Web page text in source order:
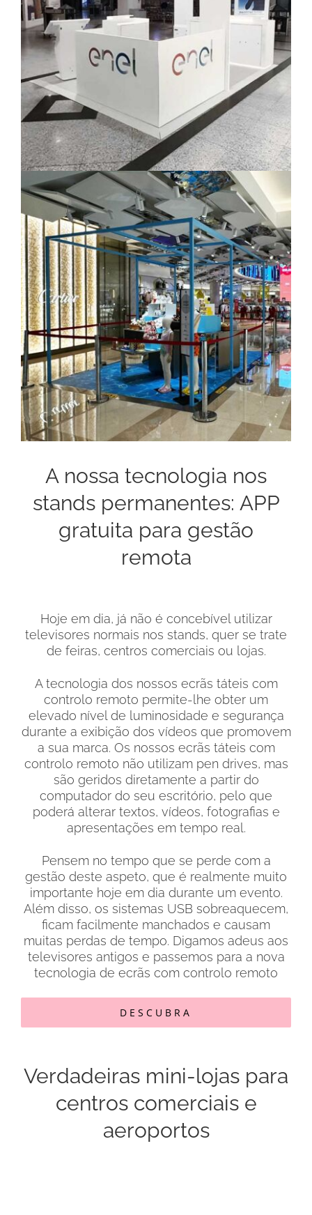
A nossa tecnologia nos
stands permanentes: APP
gratuita para gestão
remota
Hoje em dia, já não é concebível utilizar
televisores normais nos stands, quer se trate
de feiras, centros comerciais ou lojas.
A tecnologia dos nossos ecrãs táteis com
controlo remoto permite-lhe obter um
elevado nível de luminosidade e segurança
durante a exibição dos vídeos que promovem
a sua marca. Os nossos ecrãs táteis com
controlo remoto não utilizam pen drives, mas
são geridos diretamente a partir do
computador do seu escritório, pelo que
poderá alterar textos, vídeos, fotografias e
apresentações em tempo real.
Pensem no tempo que se perde com a
gestão deste aspeto, que é realmente muito
importante hoje em dia durante um evento.
Além disso, os sistemas USB sobreaquecem,
ficam facilmente manchados e causam
muitas perdas de tempo. Digamos adeus aos
televisores antigos e passemos para a nova
tecnologia de ecrãs com controlo remoto
DESCUBRA
Verdadeiras mini-lojas para
centros comerciais e
aeroportos